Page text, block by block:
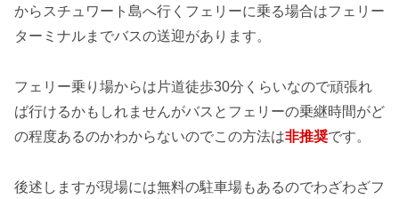
からスチュワート島へ行くフェリーに乗る場合はフェリー
ターミナルまでバスの送迎があります。
フェリー乗り場からは片道徒歩30分くらいなので頑張れ
ば行けるかもしれませんがバスとフェリーの乗継時間がど
の程度あるのかわからないのでこの方法は非推奨です。
後述しますが現場には無料の駐車場もあるのでわざわざフ